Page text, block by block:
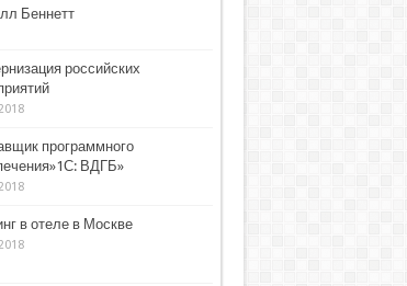
Беннетт
российских
программного
ВДГБ»
в отеле в Москве